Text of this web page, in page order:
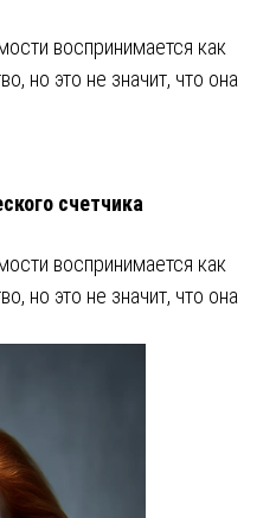
воспринимается как
но это не значит, что она
счетчика
воспринимается как
но это не значит, что она